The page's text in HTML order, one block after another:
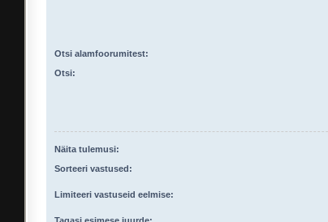
Otsi alamfoorumitest:
Otsi:
Näita tulemusi:
Sorteeri vastused:
Limiteeri vastuseid eelmise: